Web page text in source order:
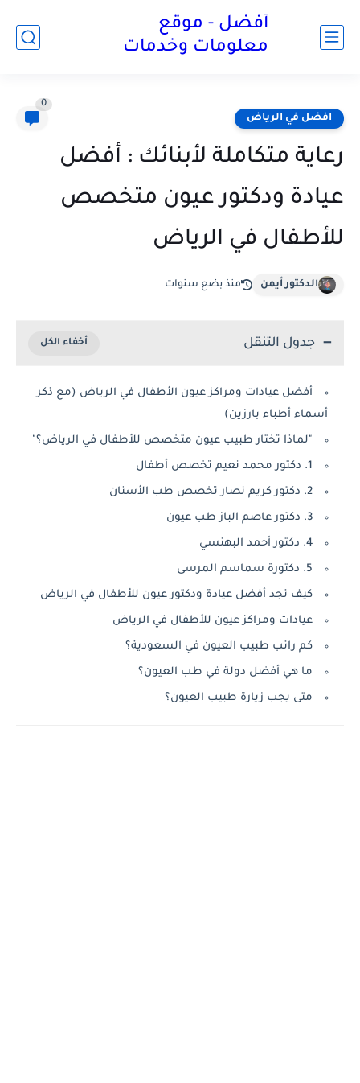
أفضل - موقع
معلومات وخدمات
افضل في الرياض
0
رعاية متكاملة لأبنائك : أفضل
عيادة ودكتور عيون متخصص
للأطفال في الرياض
الدكتور أيمن منذ بضع سنوات
جدول التنقل
أفضل عيادات ومراكز عيون الأطفال في الرياض (مع ذكر
أسماء أطباء بارزين)
"لماذا تختار طبيب عيون متخصص للأطفال في الرياض؟"
1. دكتور محمد نعيم تخصص أطفال
2. دكتور كريم نصار تخصص طب الأسنان
3. دكتور عاصم الباز طب عيون
4. دكتور أحمد البهنسي
5. دكتورة سماسم المرسى
كيف تجد أفضل عيادة ودكتور عيون للأطفال في الرياض
عيادات ومراكز عيون للأطفال في الرياض
كم راتب طبيب العيون في السعودية؟
ما هي أفضل دولة في طب العيون؟
متى يجب زيارة طبيب العيون؟